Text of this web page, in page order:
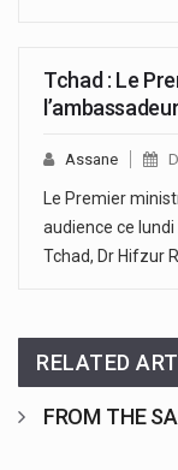
Tchad : Le
Assane
Le Premier
audience ce
Tchad, Dr Hifzur
RELATED
FROM THE